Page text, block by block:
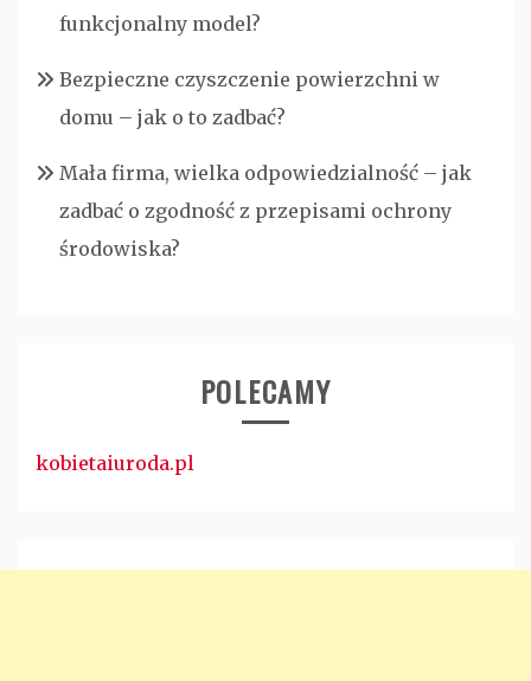
funkcjonalny model?
Bezpieczne czyszczenie powierzchni w
domu – jak o to zadbać?
Mała firma, wielka odpowiedzialność – jak
zadbać o zgodność z przepisami ochrony
środowiska?
POLECAMY
kobietaiuroda.pl